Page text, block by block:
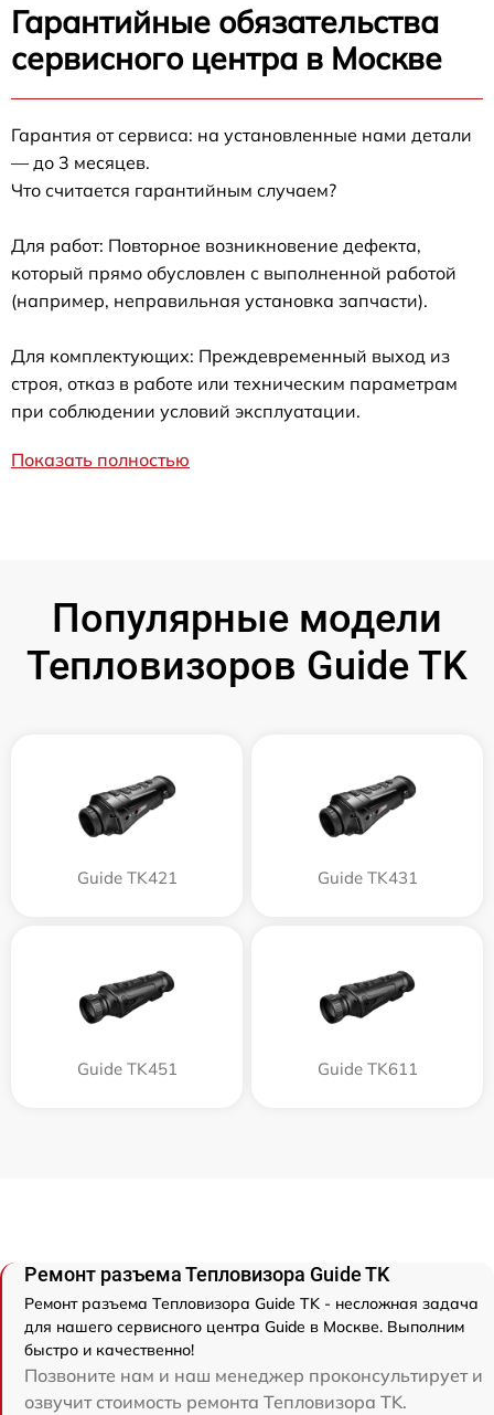
Гарантийные обязательства
сервисного центра в Москве
Гарантия от сервиса: на установленные нами детали
— до 3 месяцев.
Что считается гарантийным случаем?
Для работ: Повторное возникновение дефекта,
который прямо обусловлен с выполненной работой
(например, неправильная установка запчасти).
Для комплектующих: Преждевременный выход из
строя, отказ в работе или техническим параметрам
при соблюдении условий эксплуатации.
Показать полностью
Популярные модели
Тепловизоров Guide TK
Guide TK421 Guide TK431
Guide TK451 Guide TK611
Ремонт разъема Тепловизора Guide TK
Ремонт разъема Тепловизора Guide TK - несложная задача
для нашего сервисного центра Guide в Москве. Выполним
быстро и качественно!
Позвоните нам и наш менеджер проконсультирует и
озвучит стоимость ремонта Тепловизора TK.